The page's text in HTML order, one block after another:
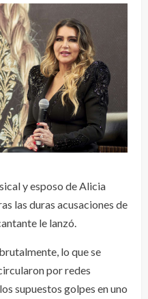
y esposo de Alicia
las duras acusaciones de
le lanzó.
lo que se
por redes
supuestos golpes en uno